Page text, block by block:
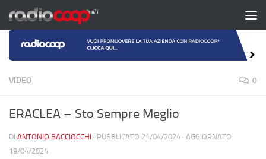
Salta al contenuto
VIDEO 0
ERACLEA – Sto Sempre Meglio
DI ANTONIO BACCIOCCHI · PUBBLICATO 21/04/2024 · AGGIORNATO
19/04/2024